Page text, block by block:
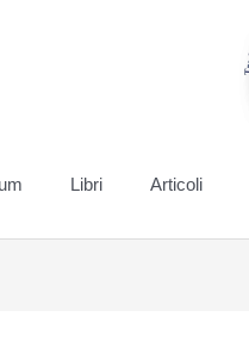
Libri Articoli